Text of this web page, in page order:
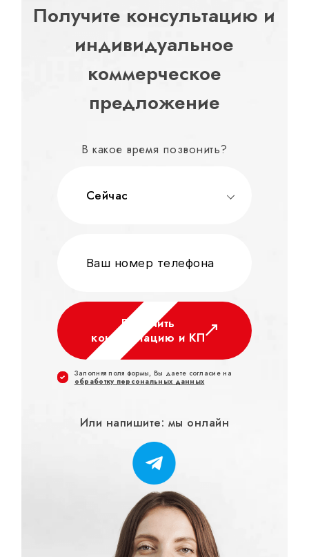
Получите консультацию и
индивидуальное
коммерческое
предложение
В какое время позвонить?
Сейчас
Получить
консультацию и КП
Заполняя поля формы, Вы даете согласие на
обработку персональных данных
Или напишите: мы онлайн